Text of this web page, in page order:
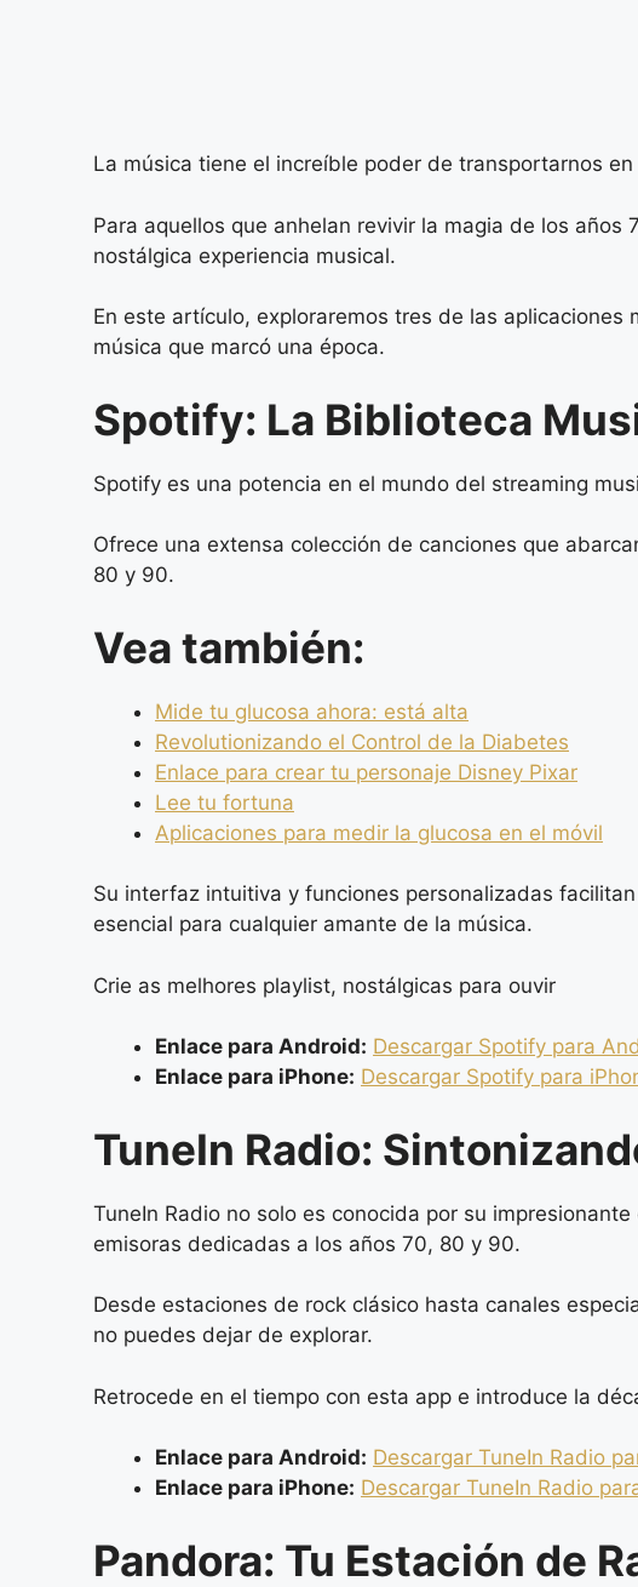
La música tiene el increíble poder de transportarnos
Para aquellos que anhelan revivir la magia de los
nostálgica experiencia musical.
En este artículo, exploraremos tres de las
música que marcó una época.
Spotify: La Biblioteca
Spotify es una potencia en el mundo del streaming
Ofrece una extensa colección de canciones que
80 y 90.
Vea también:
Mide tu glucosa ahora: está alta
Revolutionizando el Control de la Diabetes
Enlace para crear tu personaje Disney Pixar
Lee tu fortuna
Aplicaciones para medir la glucosa en el móvil
Su interfaz intuitiva y funciones personalizadas
esencial para cualquier amante de la música.
Crie as melhores playlist, nostálgicas para ouvir
Enlace para Android: Descargar Spotify para
Enlace para iPhone: Descargar Spotify para
TuneIn Radio:
TuneIn Radio no solo es conocida por su
emisoras dedicadas a los años 70, 80 y 90.
Desde estaciones de rock clásico hasta canales
no puedes dejar de explorar.
Retrocede en el tiempo con esta app e introduce la
Enlace para Android: Descargar TuneIn Radio
Enlace para iPhone: Descargar TuneIn Radio
Pandora: Tu Estación de